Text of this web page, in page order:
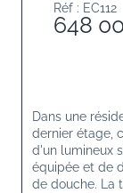
Réf : EC112
648
Dans une
dernier étage,
d'un lumineux
équipée et de
de douche. La